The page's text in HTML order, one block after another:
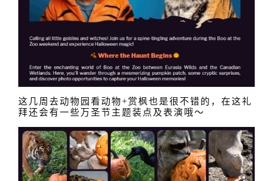
这几周去动物园看动物+赏枫也是很不错的，在这礼
拜还会有一些万圣节主题装点及表演哦～